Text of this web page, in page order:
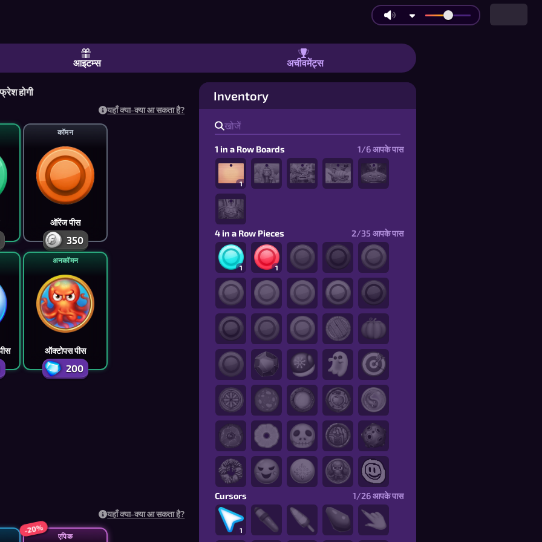
गिराओ, आप जीत गए | आइटम्स
आइटम्स अचीवमेंट्स
होगी
यहाँ क्या-क्या आ सकता है?
कॉमन
ऑरेंज पीस
350
अनकॉमन
ऑक्टोपस पीस
200
यहाँ क्या-क्या आ सकता है?
एपिक
-20%
Inventory
1 in a Row Boards 1/6आपके पास
1
4 in a Row Pieces 2/35 आपके पास
1 1
Cursors 1/26आपके पास
1